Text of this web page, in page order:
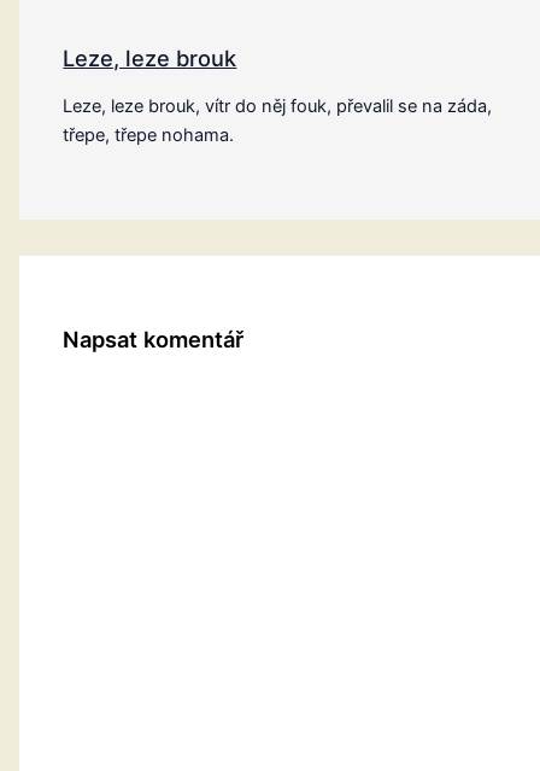
Leze, leze brouk
Leze, leze brouk, vítr do něj fouk, převalil se na záda,
třepe, třepe nohama.
Napsat komentář